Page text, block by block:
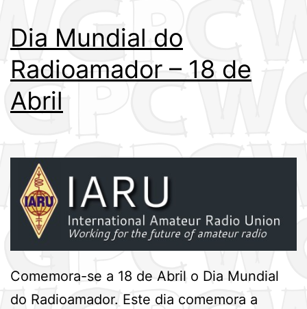
Dia Mundial do
Radioamador – 18 de
Abril
Comemora-se a 18 de Abril o Dia Mundial
do Radioamador. Este dia comemora a